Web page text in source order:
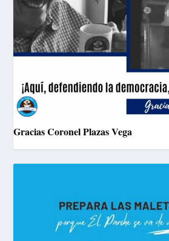
Gracias Coronel Plazas Vega